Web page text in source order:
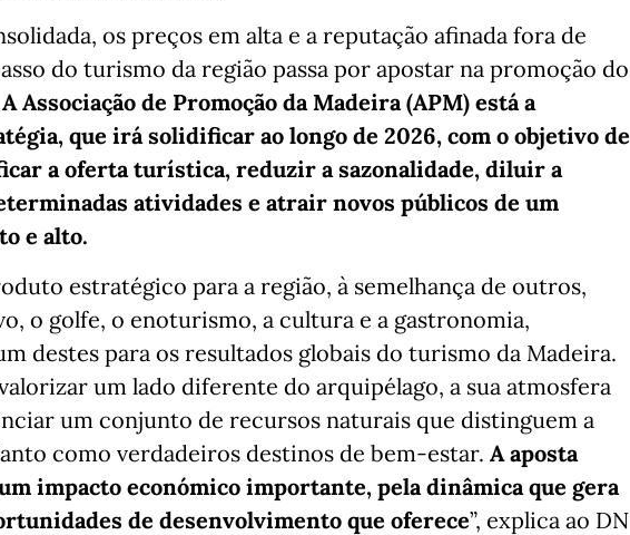
os preços em alta e a reputação afinada fora de
do turismo da região passa por apostar na promoção do
A Associação de Promoção da Madeira (APM) está a
que irá solidificar ao longo de 2026, com o objetivo de
a oferta turística, reduzir a sazonalidade, diluir a
atividades e atrair novos públicos de um
e alto.
estratégico para a região, à semelhança de outros,
o golfe, o enoturismo, a cultura e a gastronomia,
destes para os resultados globais do turismo da Madeira.
um lado diferente do arquipélago, a sua atmosfera
um conjunto de recursos naturais que distinguem a
como verdadeiros destinos de bem-estar. A aposta
impacto económico importante, pela dinâmica que gera
de desenvolvimento que oferece”, explica ao DN